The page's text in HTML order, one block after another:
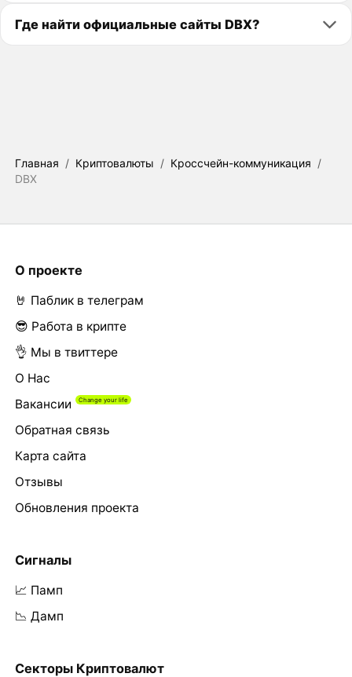
Где найти официальные сайты DBX?
Главная / Криптовалюты / Кроссчейн-коммуникация /
DBX
О проекте
🤘 Паблик в телеграм
😎 Работа в крипте
👌 Мы в твиттере
О Нас
Вакансии
Обратная связь
Карта сайта
Отзывы
Обновления проекта
Сигналы
📈 Памп
📉 Дамп
Секторы Криптовалют